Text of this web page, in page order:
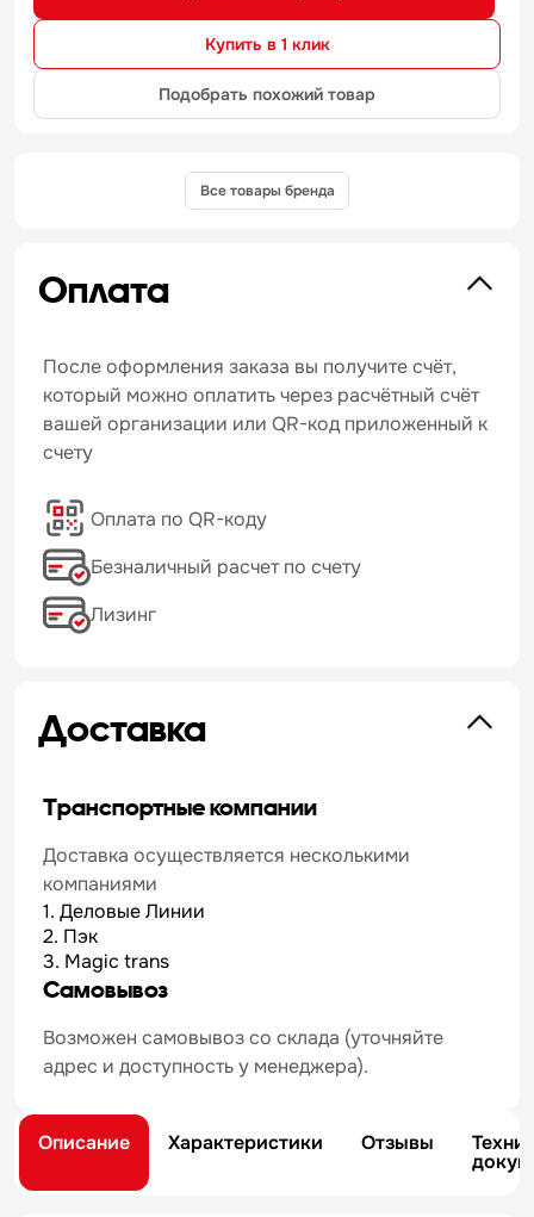
Купить в 1 клик
Подобрать похожий товар
Все товары бренда
Оплата
После оформления заказа вы получите счёт,
который можно оплатить через расчётный счёт
вашей организации или QR-код приложенный к
счету
Оплата по QR-коду
Безналичный расчет по счету
Лизинг
Доставка
Транспортные компании
Доставка осуществляется несколькими
компаниями
1. Деловые Линии
2. Пэк
3. Magic trans
Самовывоз
Возможен самовывоз со склада (уточняйте
адрес и доступность у менеджера).
Описание Характеристики Отзывы